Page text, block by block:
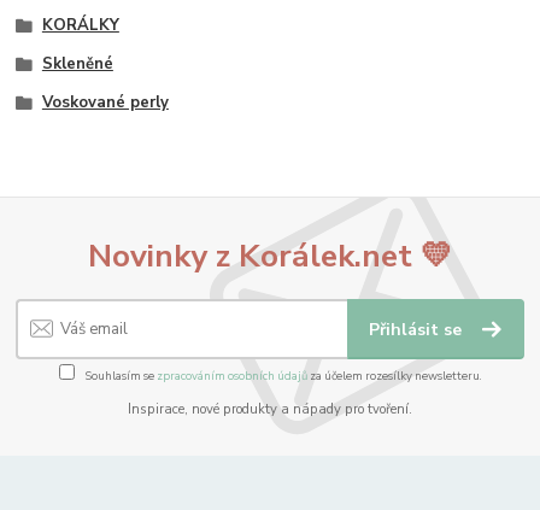
KORÁLKY
Skleněné
Voskované perly
Novinky z Korálek.net 💛
Přihlásit se
Souhlasím se zpracováním osobních údajůza účelem rozesílky newsletteru.
Inspirace, nové produkty a nápady pro tvoření.